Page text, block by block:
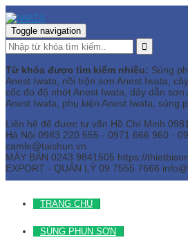
Toggle navigation
Từ khóa được tìm kiếm nhiều: Súng
Anest Iwata, nồi trộn sơn Anest Iwata,
cốc đo độ nhớt Anest Iwata, dây dẫn sơn
Anest Iwata, phụ kiện Anest Iwata, súng
Liên hệ để được tư vấn Hồ Chí Minh
Hà Nội 0983 220 555 - 0971 666 960 -
camle@taishun.vn
MÁY BÀN 0243 9841505 https://
EXPORT - QUẢN LÝ 09 7555 7666
TRANG CHỦ
SÚNG PHUN SƠN